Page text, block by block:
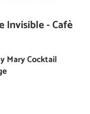
Invisible - Cafè
Mary Cocktail